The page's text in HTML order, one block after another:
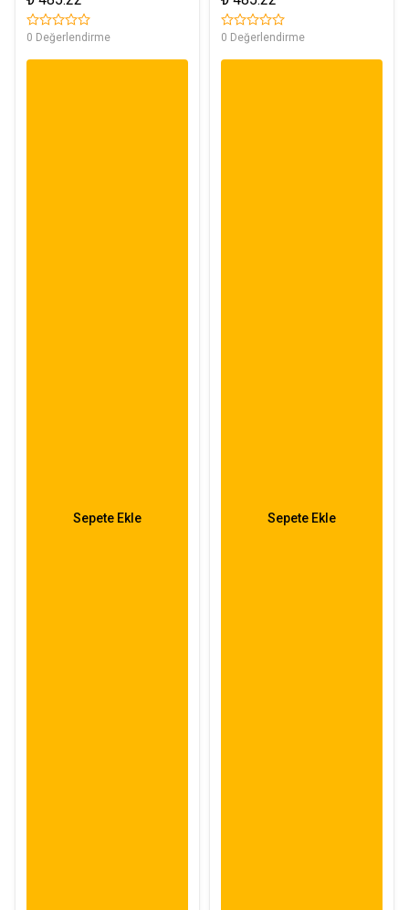
0 Değerlendirme
Sepete Ekle
0 Değerlendirme
Sepete Ekle